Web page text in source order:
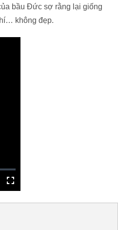
bầu Đức sợ rằng lại giống
không đẹp.